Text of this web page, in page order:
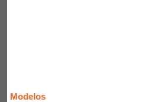
Modelos